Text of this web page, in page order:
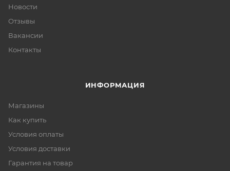
Новости
Отзывы
Вакансии
Контакты
ИНФОРМАЦИЯ
Магазины
Как купить
Условия оплаты
Условия доставки
Гарантия на товар